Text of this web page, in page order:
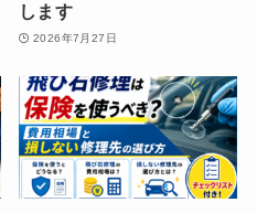
します
2026年7月27日